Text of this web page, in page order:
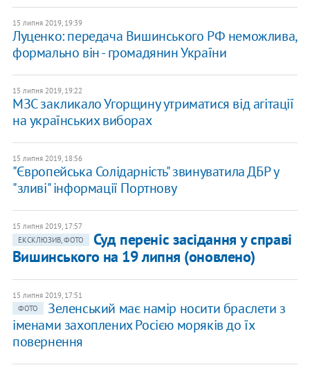
15 липня 2019, 19:39
Луценко: передача Вишинського РФ неможлива,
формально він - громадянин України
15 липня 2019, 19:22
МЗС закликало Угорщину утриматися від агітації
на українських виборах
15 липня 2019, 18:56
"Європейська Солідарність" звинуватила ДБР у
"зливі" інформації Портнову
15 липня 2019, 17:57
ЕКСКЛЮЗИВ, ФОТО
Суд переніс засідання у справі
Вишинського на 19 липня (оновлено)
15 липня 2019, 17:51
ФОТО
Зеленський має намір носити браслети з
іменами захоплених Росією моряків до їх
повернення